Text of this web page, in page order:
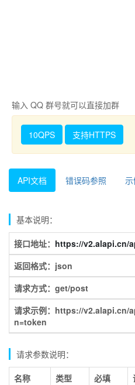
输入 QQ 群号就可以直接加群
10QPS 支持HTTPS
API文档 错误码参照
基本说明：
接口地址： https://v2.alapi.cn/
返回格式：json
请求方式：get/post
请求示例：https://v2.alapi.cn/
n=token
请求参数说明：
名称 类型 必填